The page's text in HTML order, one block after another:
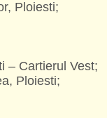
Ploiesti;
– Cartierul Vest;
Ploiesti;